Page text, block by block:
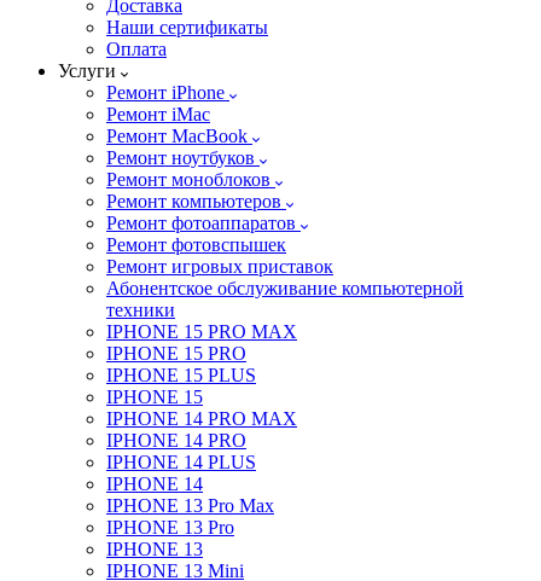
Доставка
Наши сертификаты
Оплата
Услуги
Ремонт iPhone
Ремонт iMac
Ремонт MacBook
Ремонт ноутбуков
Ремонт моноблоков
Ремонт компьютеров
Ремонт фотоаппаратов
Ремонт фотовспышек
Ремонт игровых приставок
Абонентское обслуживание компьютерной
техники
IPHONE 15 PRO MAX
IPHONE 15 PRO
IPHONE 15 PLUS
IPHONE 15
IPHONE 14 PRO MAX
IPHONE 14 PRO
IPHONE 14 PLUS
IPHONE 14
IPHONE 13 Pro Max
IPHONE 13 Pro
IPHONE 13
IPHONE 13 Mini